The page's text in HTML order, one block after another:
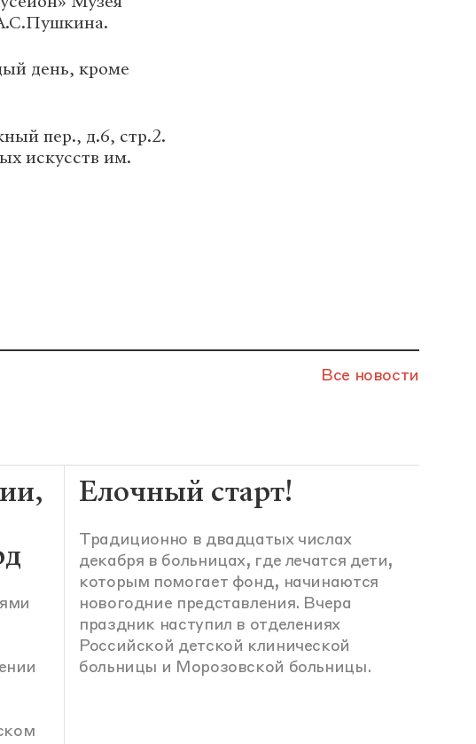
день, кроме
пер., д.6, стр.2.
искусств им.
Все новости
Елочный старт!
Традиционно в двадцатых числах
декабря в больницах, где лечатся дети,
которым помогает фонд, начинаются
новогодние представления. Вчера
праздник наступил в отделениях
Российской детской клинической
больницы и Морозовской больницы.